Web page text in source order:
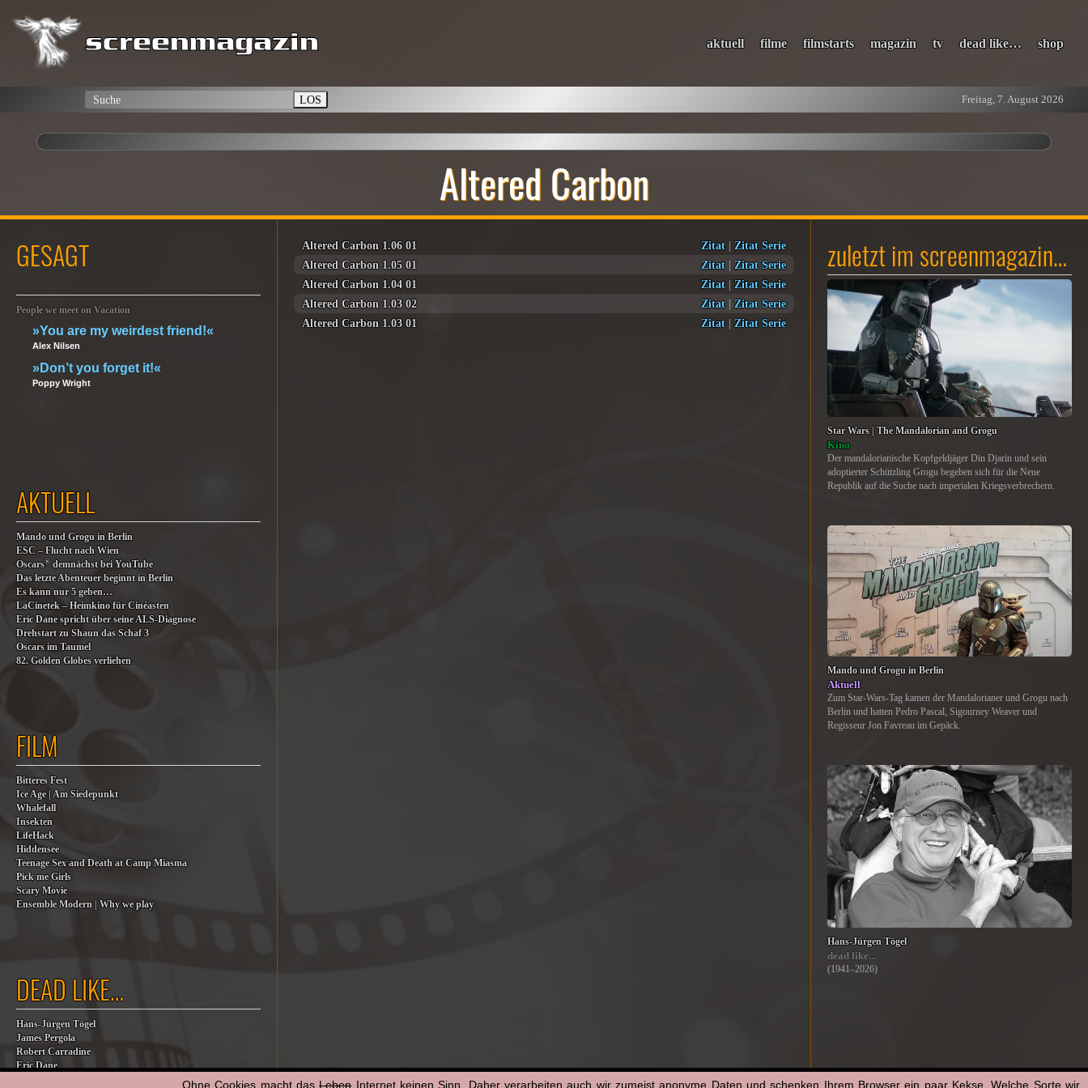
aktuell filme filmstarts magazin tv dead like… shop
LOS Freitag, 7. August 2026
Altered Carbon
Altered Carbon 1.06 01 Zitat| Zitat Serie
Altered Carbon 1.05 01
Zitat| Zitat Serie
Altered Carbon 1.04 01
Zitat| Zitat Serie
Altered Carbon 1.03 02
Zitat| Zitat Serie
Altered Carbon 1.03 01
Zitat| Zitat Serie
GESAGT
People we meet on Vacation
»You are my weirdest friend!«
Alex Nilsen
»Don’t you forget it!«
Poppy Wright
AKTUELL
Mando und Grogu in Berlin
ESC – Flucht nach Wien
Oscars® demnächst bei YouTube
Das letzte Abenteuer beginnt in Berlin
Es kann nur 5 geben…
LaCinetek – Heimkino für Cinéasten
Eric Dane spricht über seine ALS-Diagnose
Drehstart zu Shaun das Schaf 3
Oscars im Taumel
82. Golden Globes verliehen
FILM
Bitteres Fest
Ice Age | Am Siedepunkt
Whalefall
Insekten
LifeHack
Hiddensee
Teenage Sex and Death at Camp Miasma
Pick me Girls
Scary Movie
Ensemble Modern | Why we play
DEAD LIKE…
Hans-Jürgen Tögel
James Pergola
Robert Carradine
Eric Dane
zuletzt im screenmagazin…
Star Wars | The Mandalorian and Grogu
Kino
Der mandalorianische Kopfgeldjäger Din Djarin und sein
adoptierter Schützling Grogu begeben sich für die Neue
Republik auf die Suche nach imperialen Kriegsverbrechern.
Mando und Grogu in Berlin
Aktuell
Zum Star-Wars-Tag kamen der Mandalorianer und Grogu nach
Berlin und hatten Pedro Pascal, Sigourney Weaver und
Regisseur Jon Favreau im Gepäck.
Hans-Jürgen Tögel
dead like...
(1941–2026)
Ohne Cookies macht dasLebenInternet keinen Sinn. Daher verarbeiten auch wir zumeist anonyme Daten und schenken Ihrem Browser ein paar Kekse. Welche Sorte wir